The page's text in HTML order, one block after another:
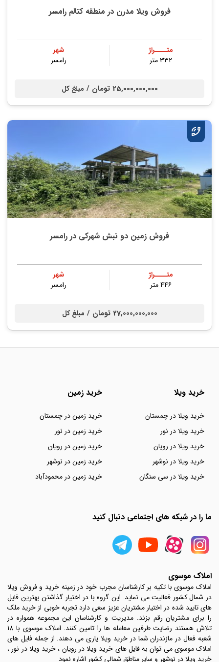
فروش ویلا مدرن در منطقه کتالم رامسر
متــــراژ
332 متر
شهر
رامسر
25,000,000,000 تومان / مبلغ کل
فروش زمین دو نبش شهرکی در رامسر
متــــراژ
446 متر
شهر
رامسر
27,000,000,000 تومان / مبلغ کل
خرید ویلا
خرید ویلا در چمستان
خرید ویلا در نور
خرید ویلا در رویان
خرید ویلا در نوشهر
خرید ویلا در سی سنگان
خرید زمین
خرید زمین در چمستان
خرید زمین در نور
خرید زمین در رویان
خرید زمین در نوشهر
خرید زمین در محمودآباد
ما را در شبکه های اجتماعی دنبال کنید
املاک موسوی
املاک موسوی با تکیه بر کارشناسان مجرب خود در زمینه خرید و فروش ویلا
در شمال کشور فعالیت می نماید. این گروه با در اختیار گذاشتن بهترین فایل
های تایید شده در اختیار مشتریان عزیز سعی دارد تجربه خوبی از خرید ملک
را برای مشتریان رقم بزند. مدیریت و کارشناسان این مجموعه همواره در
تلاش هستند رضایت طرفین معامله ها را تامین کنند. املاک موسوی با 18
شعبه فعال در مازندران شما در خرید ویلا یاری می دهند. از جمله فایل های
املاک موسوی می توان به فایل های خرید ویلا در رویان ، خرید ویلا در نور ،
خرید ویلا در نوشهر و سایر مناطق شمالی کشور اشاره نمود